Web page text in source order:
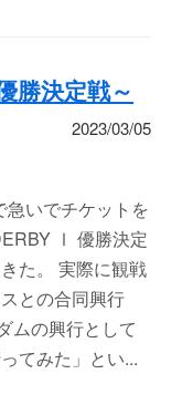
勝決定戦～
2023/03/05
いでチケットを
Ⅰ 優勝決定
た。 実際に観戦
との合同興行
ムの興行として
てみた」とい...